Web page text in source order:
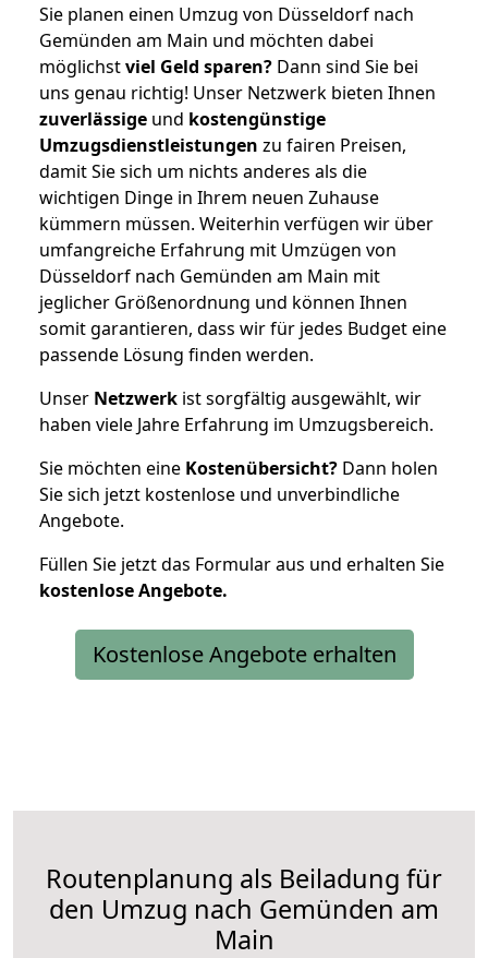
Sie planen einen Umzug von Düsseldorf nach
Gemünden am Main und möchten dabei
möglichstviel Geld sparen? Dann sind Sie bei
uns genau richtig! Unser Netzwerk bieten Ihnen
zuverlässige und kostengünstige
Umzugsdienstleistungen zu fairen Preisen,
damit Sie sich um nichts anderes als die
wichtigen Dinge in Ihrem neuen Zuhause
kümmern müssen. Weiterhin verfügen wir über
umfangreiche Erfahrung mit Umzügen von
Düsseldorf nach Gemünden am Main mit
jeglicher Größenordnung und können Ihnen
somit garantieren, dass wir für jedes Budget eine
passende Lösung finden werden.
Unser Netzwerk ist sorgfältig ausgewählt, wir
haben viele Jahre Erfahrung im Umzugsbereich.
Sie möchten eine Kostenübersicht? Dann holen
Sie sich jetzt kostenlose und unverbindliche
Angebote.
Füllen Sie jetzt das Formular aus und erhalten Sie
kostenloseAngebote.
Kostenlose Angebote erhalten
Routenplanung als Beiladung für
den Umzug nach Gemünden am
Main